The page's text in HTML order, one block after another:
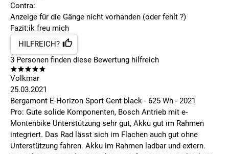
Contra:
Anzeige für die Gänge nicht vorhanden (oder fehlt ?)
Fazit:ik freu mich
HILFREICH?
3 Personen finden diese Bewertung hilfreich
Volkmar
25.03.2021
Bergamont E-Horizon Sport Gent black - 625 Wh - 2021
Pro: Gute solide Komponenten, Bosch Antrieb mit e-
Montenbike Unterstützung sehr gut, Akku gut im Rahmen
integriert. Das Rad lässt sich im Flachen auch gut ohne
Unterstützung fahren. Akku im Rahmen ladbar und extern.